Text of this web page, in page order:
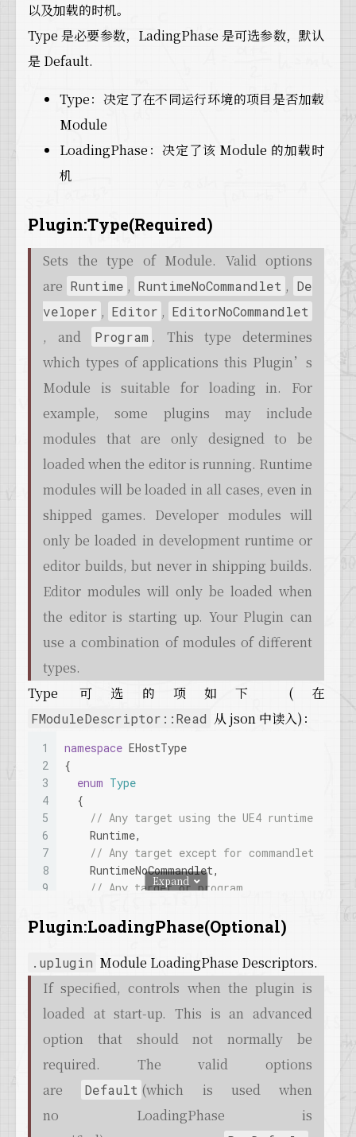
90
92
93
95
98
102
104
106
107
108
109
110
112
113
115
116
118
119
122
123
125
126
128
129
131
132
133
134
135
136
137
138
139
140
142
// Load the StringTableEditor module to
  FModuleManager::
Get ().LoadModule
if
// VREditor needs to be loaded in non-
  }
//
bool bEnvironmentQueryEditor =
  GConfig->
GetBool TEXT
if
(bEnvironmentQueryEditor
WITH_EDITOR
    ||
GetDefault
#endif // WITH_EDITOR
    )
  {
    FModuleManager::
Get ().LoadModule ( (
// We need this for blueprint projects
//
if (IsRunningCommandlet())
  {
    FModuleManager::
Get().LoadModule(
    FModuleManager::
Get ().LoadModule(
  }
#endif //(WITH_EDITOR &&
// Load runtime client modules (which are
if( !IsRunningDedicatedServer() )
    FModuleManager::
  }
  FModuleManager::
Get ().LoadModule(TEXT
#endif
  FModuleManager::
if
  FModuleManager::
Get().LoadModule(TEXT
endif
  FModuleManager::
Get().
以及加载的时机。
Type 是必要参数，LadingPhase 是可选参数，默认
是 Default.
Type：决定了在不同运行环境的项目是否加载
Module
LoadingPhase：决定了该 Module 的加载时
机
Plugin:Type(Required)
Sets the type of Module. Valid options
are Runtime , RuntimeNoCommandlet , De
veloper , Editor , EditorNoCommandlet
, and Program . This type determines
which types of applications this Plugin’s
Module is suitable for loading in. For
example, some plugins may include
modules that are only designed to be
loaded when the editor is running. Runtime
modules will be loaded in all cases, even in
shipped games. Developer modules will
only be loaded in development runtime or
editor builds, but never in shipping builds.
Editor modules will only be loaded when
the editor is starting up. Your Plugin can
use a combination of modules of different
types.
Type 可选的项如下 (在
FModuleDescriptor::Read 从 json 中读入)：
1
2
3
4
5
6
7
8
9
11
13
14
15
16
18
19
21
22
namespace EHostType
{
enum Type
  {
// Any target using the UE4 runtime
    Runtime,
// Any target except for commandlet
    RuntimeNoCommandlet,
// Any target or program
// Loaded only in cooked builds
    CookedOnly,
// Loaded only when the engine has
    Developer,
// Loaded only by the editor
    Editor,
    EditorNoCommandlet,
// Loaded only by programs
    Program,
// Loaded only by servers
    ServerOnly,
// Loaded only by clients
Expand
Plugin:LoadingPhase(Optional)
.uplugin Module LoadingPhase Descriptors.
If specified, controls when the plugin is
loaded at start-up. This is an advanced
option that should not normally be
required. The valid options
are
Default (which is used when
no LoadingPhase is